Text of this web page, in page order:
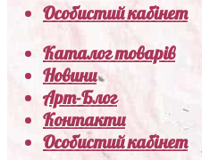
Особистий кабінет
Каталог товарів
Новини
Арт-Блог
Контакти
Особистий кабінет